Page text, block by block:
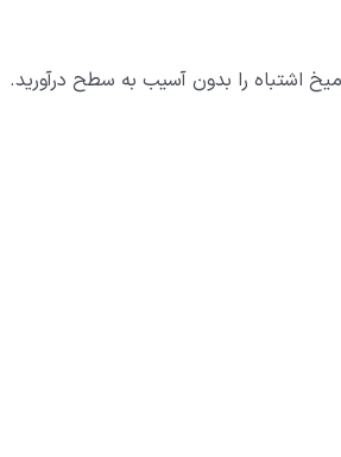
اشتباه را بدون آسیب به سطح درآورید.